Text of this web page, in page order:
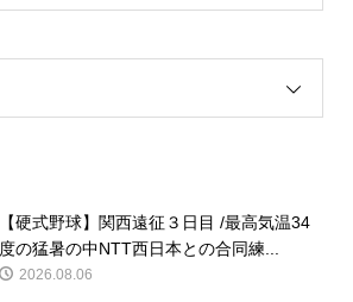
【硬式野球】関西遠征３日目 /最高気温34
度の猛暑の中NTT西日本との合同練...
2026.08.06